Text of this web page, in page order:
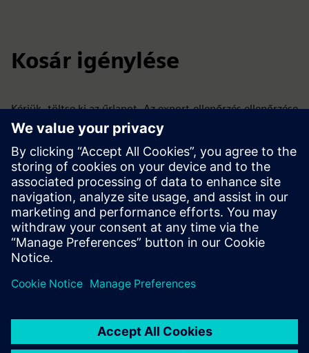
Kosár igénylése
Kérjük, töltse ki az űrlapot. Az export-ellenőrzés ellenőrzése
után egy linket kap az Előfizetéskezelőnkhöz, ahol
engedélyezési lehetőségekért forduljon az értékesítőkhöz:
pti-pss-sales.si@siemens.com